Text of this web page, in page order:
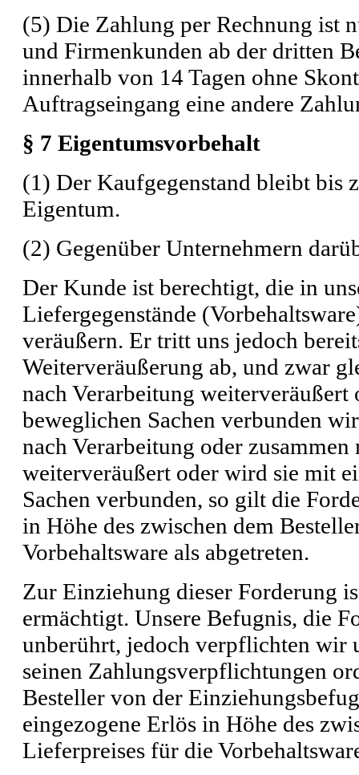
(5) Die Zahlung per Rechnung ist
und Firmenkunden ab der dritten
innerhalb von 14 Tagen ohne
Auftragseingang eine andere
§ 7 Eigentumsvorbehalt
(1) Der Kaufgegenstand bleibt bis
Eigentum.
(2) Gegenüber Unternehmern
Der Kunde ist berechtigt, die in
Liefergegenstände
veräußern. Er tritt uns jedoch
Weiterveräußerung ab, und zwar
nach Verarbeitung
beweglichen Sachen verbunden
nach Verarbeitung oder
weiterveräußert oder wird sie mit
Sachen verbunden, so gilt die
in Höhe des zwischen dem
Vorbehaltsware als abgetreten.
Zur Einziehung dieser Forderung
ermächtigt. Unsere Befugnis, die
unberührt, jedoch verpflichten wir
seinen Zahlungsverpflichtungen
Besteller von der
eingezogene Erlös in Höhe des
Lieferpreises für die